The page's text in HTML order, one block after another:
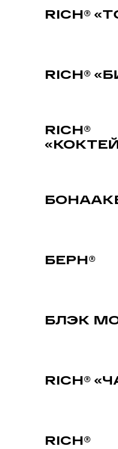
RICH®
RICH®
RICH®
БЕРН®
БЛЭК
RICH®
RICH®